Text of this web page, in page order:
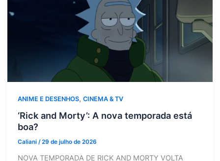
ANIME E DESENHOS,CINEMA & TV
‘Rick and Morty’: A nova temporada está
boa?
Caliani/29 de julho de 2026
NOVA TEMPORADA DE RICK AND MORTY VOLTA